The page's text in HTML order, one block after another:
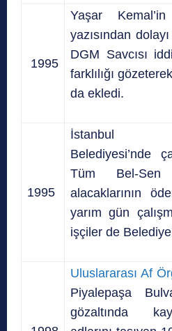
1995
Yaşar
yazısından
DGM Savcısı
farklılığı
da ekledi.
1995
İstanbul
Belediyesi’nde
Tüm Bel-Sen
alacaklarının
yarım gün
işçiler de
Uluslararası Af
Piyalepaşa
gözaltında